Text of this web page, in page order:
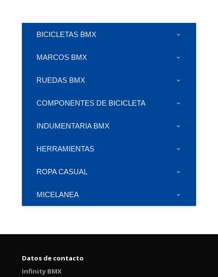
BICICLETAS BMX
MARCOS BMX
RUEDAS BMX
COMPONENTES DE BICICLETA
INDUMENTARIA BMX
HERRAMIENTAS
ROPA CASUAL
MICELANEA
Datos de contacto
Infinity BMX